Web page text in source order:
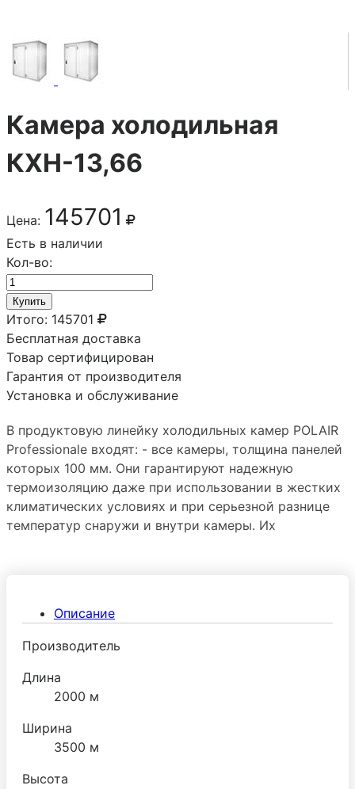
Камера холодильная
КХН-13,66
Цена: 145701
Есть в наличии
Кол-во:
Купить
Итого: 145701
Бесплатная доставка
Товар сертифицирован
Гарантия от производителя
Установка и обслуживание
В продуктовую линейку холодильных камер POLAIR
Professionale входят: - все камеры, толщина панелей
которых 100 мм. Они гарантируют надежную
термоизоляцию даже при использовании в жестких
климатических условиях и при серьезной разнице
температур снаружи и внутри камеры. Их
Описание
Производитель
Длина
2000 м
Ширина
3500 м
Высота